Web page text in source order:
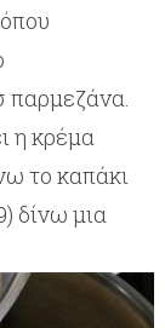
παρμεζάνα.
η κρέμα
το καπάκι
δίνω μια